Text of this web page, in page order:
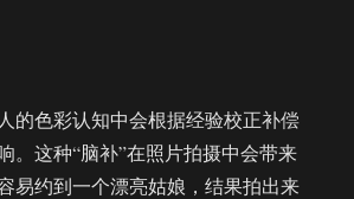
的色彩认知中会根据经验校正补偿
。这种“脑补”在照片拍摄中会带来
易约到一个漂亮姑娘，结果拍出来